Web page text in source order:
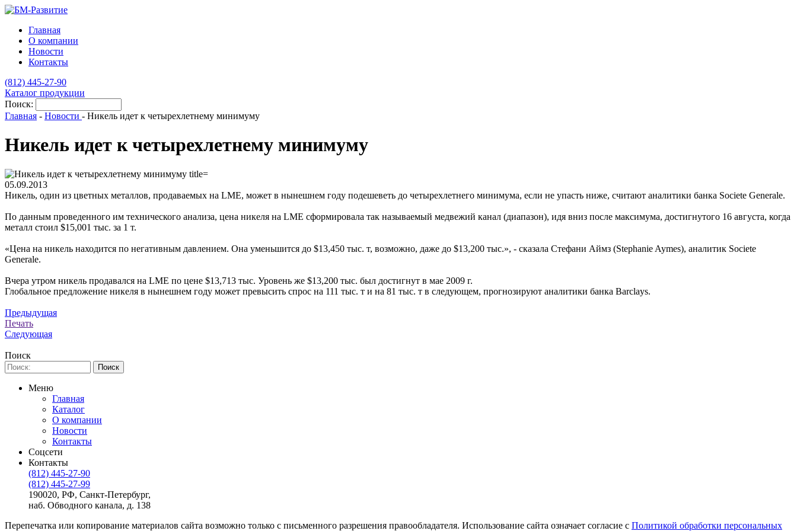
Главная
О компании
Новости
Контакты
(812) 445-27-90
Каталог продукции
Поиск:
Главная - Новости - Никель идет к четырехлетнему минимуму
Никель идет к четырехлетнему минимуму
05.09.2013
Никель, один из цветных металлов, продаваемых на LME, может в нынешнем году подешеветь до четырехлетнего минимума, если не упасть ниже, считают аналитики банка Societe Generale.
По данным проведенного им технического анализа, цена никеля на LME сформировала так называемый медвежий канал (диапазон), идя вниз после максимума, достигнутого 16 августа, когда
металл стоил $15,001 тыс. за 1 т.
«Цена на никель находится по негативным давлением. Она уменьшится до $13,450 тыс. т, возможно, даже до $13,200 тыс.», - сказала Стефани Аймз (Stephanie Aymes), аналитик Societe
Generale.
Вчера утром никель продавался на LME по цене $13,713 тыс. Уровень же $13,200 тыс. был достигнут в мае 2009 г.
Глобальное предложение никеля в нынешнем году может превысить спрос на 111 тыс. т и на 81 тыс. т в следующем, прогнозируют аналитики банка Barclays.
Предыдущая
Печать
Следующая
Поиск
Меню
Главная
Каталог
О компании
Новости
Контакты
Соцсети
Контакты
(812) 445-27-90
(812) 445-27-99
190020, РФ, Санкт-Петербург,
наб. Обводного канала, д. 138
Перепечатка или копирование материалов сайта возможно только с письменного разрешения правообладателя. Использование сайта означает согласие с Политикой обработки персональных